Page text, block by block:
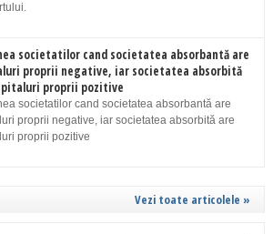
societatilor cand societatea absorbantă are
proprii negative, iar societatea absorbită
proprii pozitive
societatilor cand societatea absorbantă are
proprii negative, iar societatea absorbită are
proprii pozitive
Vezi toate articolele »